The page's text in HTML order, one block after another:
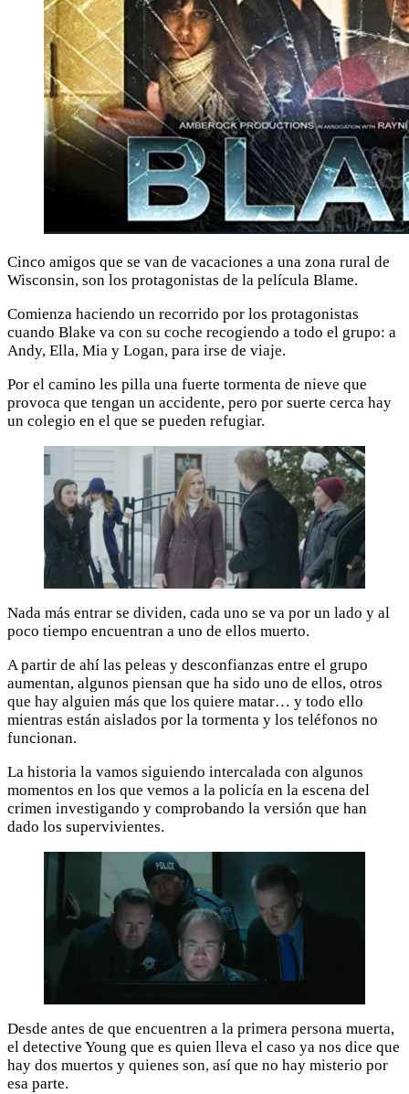
Cinco amigos que se van de vacaciones a una zona rural de
Wisconsin, son los protagonistas de la película Blame.
Comienza haciendo un recorrido por los protagonistas
cuando Blake va con su coche recogiendo a todo el grupo: a
Andy, Ella, Mia y Logan, para irse de viaje.
Por el camino les pilla una fuerte tormenta de nieve que
provoca que tengan un accidente, pero por suerte cerca hay
un colegio en el que se pueden refugiar.
Nada más entrar se dividen, cada uno se va por un lado y al
poco tiempo encuentran a uno de ellos muerto.
A partir de ahí las peleas y desconfianzas entre el grupo
aumentan, algunos piensan que ha sido uno de ellos, otros
que hay alguien más que los quiere matar… y todo ello
mientras están aislados por la tormenta y los teléfonos no
funcionan.
La historia la vamos siguiendo intercalada con algunos
momentos en los que vemos a la policía en la escena del
crimen investigando y comprobando la versión que han
dado los supervivientes.
Desde antes de que encuentren a la primera persona muerta,
el detective Young que es quien lleva el caso ya nos dice que
hay dos muertos y quienes son, así que no hay misterio por
esa parte.